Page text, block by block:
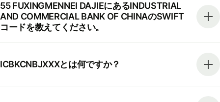
55 FUXINGMENNEI DAJIEにあるINDUSTRIAL
AND COMMERCIAL BANK OF CHINAのSWIFT
コードを教えてください。
ICBKCNBJXXXとは何ですか？